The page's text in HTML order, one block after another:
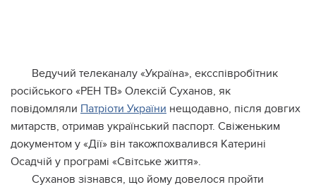
Ведучий телеканалу «Україна», ексспівробітник
російського «РЕН ТВ» Олексій Суханов, як
повідомляли Патріоти України нещодавно, після довгих
митарств, отримав український паспорт. Свіженьким
документом у «Дії» він такожпохвалився Катерині
Осадчій у програмі «Світське життя».
Суханов зізнався, що йому довелося пройти